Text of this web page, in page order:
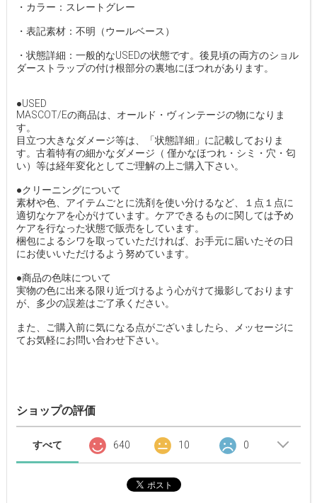
・カラー：スレートグレー
・表記素材：不明（ウールベース）
・状態詳細：一般的なUSEDの状態です。後見頃の両方のショル
ダーストラップの付け根部分の裏地にほつれがあります。
●USED
MASCOT/Eの商品は、オールド・ヴィンテージの物になりま
す。
目立つ大きなダメージ等は、「状態詳細」に記載しておりま
す。古着特有の細かなダメージ（ 僅かなほつれ・シミ・穴・匂
い）等は経年変化としてご理解の上ご購入下さい。
●クリーニングについて
素材や色、アイテムごとに洗剤を使い分けるなど、１点１点に
適切なケアを心がけています。ケアできるものに関しては予め
ケアを行なった状態で販売をしています。
梱包によるシワを取っていただければ、お手元に届いたその日
にお使いいただけるよう努めています。
●商品の色味について
実物の色に出来る限り近づけるよう心がけて撮影しております
が、多少の誤差はご了承ください。
また、ご購入前に気になる点がございましたら、メッセージに
てお気軽にお問い合わせ下さい。
ショップの評価
すべて 640 10 0